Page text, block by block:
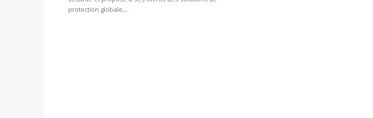
protection globale,...